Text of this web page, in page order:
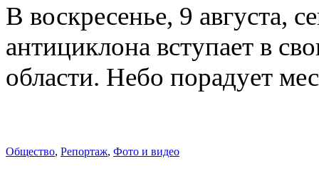
В воскресенье, 9 августа,
антициклона вступает в
области. Небо порадует
Общество, Репортаж, Фото и видео